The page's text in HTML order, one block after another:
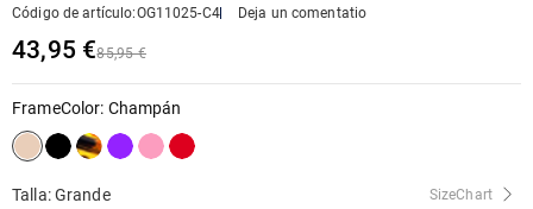
Código de artículo:OG11025-C4 Deja un comentatio
43,95 €85,95 €
FrameColor: Champán
Talla: Grande SizeChart